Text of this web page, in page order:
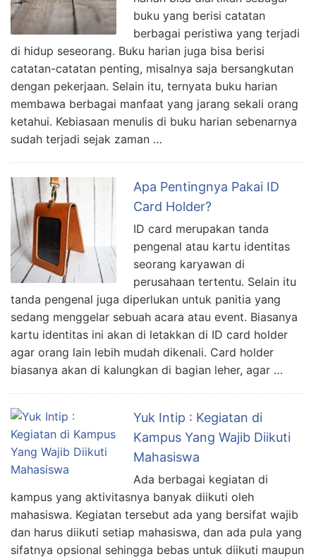
buku yang berisi catatan
berbagai peristiwa yang terjadi
di hidup seseorang. Buku harian juga bisa berisi
catatan-catatan penting, misalnya saja bersangkutan
dengan pekerjaan. Selain itu, ternyata buku harian
membawa berbagai manfaat yang jarang sekali orang
ketahui. Kebiasaan menulis di buku harian sebenarnya
sudah terjadi sejak zaman …
Apa Pentingnya Pakai ID
Card Holder?
ID card merupakan tanda
pengenal atau kartu identitas
seorang karyawan di
perusahaan tertentu. Selain itu
tanda pengenal juga diperlukan untuk panitia yang
sedang menggelar sebuah acara atau event. Biasanya
kartu identitas ini akan di letakkan di ID card holder
agar orang lain lebih mudah dikenali. Card holder
biasanya akan di kalungkan di bagian leher, agar …
Yuk Intip : Kegiatan di
Kampus Yang Wajib Diikuti
Mahasiswa
Ada berbagai kegiatan di
kampus yang aktivitasnya banyak diikuti oleh
mahasiswa. Kegiatan tersebut ada yang bersifat wajib
dan harus diikuti setiap mahasiswa, dan ada pula yang
sifatnya opsional sehingga bebas untuk diikuti maupun